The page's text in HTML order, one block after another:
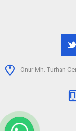
Onur Mh. Turhan